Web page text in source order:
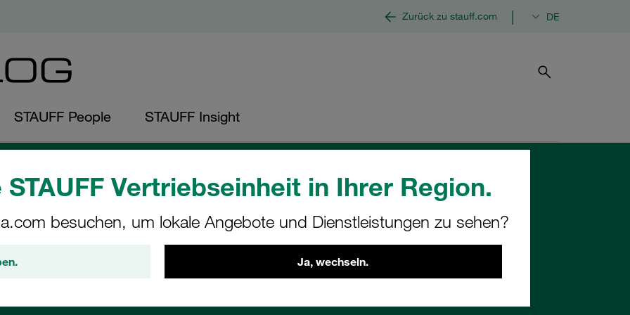
Vertriebseinheit in Ihrer Region.
besuchen, um lokale Angebote und Dienstleistungen zu sehen?
Ja, wechseln.
Zurück zu stauff.com DE
STAUFF People STAUFF Insight
Entwistle
Specialist at STAUFF UK
with STAUFF"